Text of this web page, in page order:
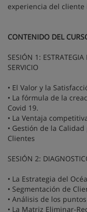
experiencia del
CONTENIDO DEL
SESIÓN 1:
SERVICIO
• El Valor y la
• La fórmula de la
Covid 19.
• La Ventaja
• Gestión de la
Clientes
SESIÓN 2:
• La Estrategia del
• Segmentación de
• Análisis de los
• La Matriz Eliminar-